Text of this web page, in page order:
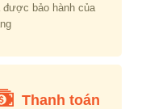
được bảo hành của
Thanh toán